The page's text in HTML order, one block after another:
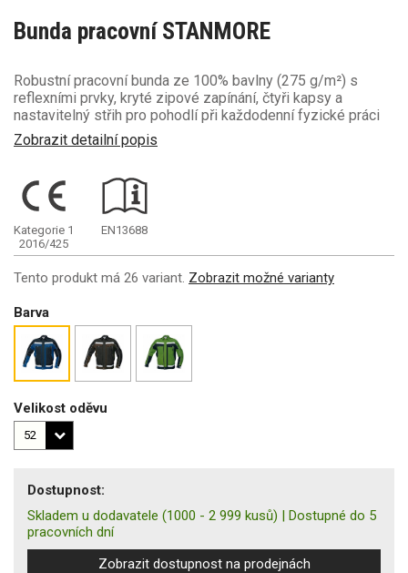
Bunda pracovní STANMORE
Robustní pracovní bunda ze 100% bavlny (275 g/m²) s
reflexními prvky, kryté zipové zapínání, čtyři kapsy a
nastavitelný střih pro pohodlí při každodenní fyzické práci
Zobrazit detailní popis
Kategorie 1
2016/425
EN13688
Tento produkt má 26 variant. Zobrazit možné varianty
Barva
Velikost oděvu
Dostupnost:
Skladem u dodavatele (1000 - 2 999 kusů) | Dostupné do 5
pracovních dní
Zobrazit dostupnost na prodejnách